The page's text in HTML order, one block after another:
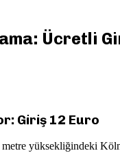
Ücretli
Giriş 12 Euro
yüksekliğindeki